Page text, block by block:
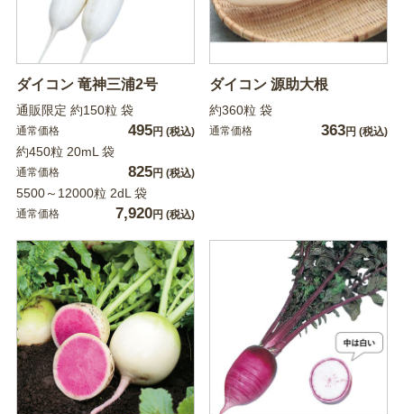
ダイコン 竜神三浦2号
通販限定 約150粒 袋
通常価格 495円 (税込)
約450粒 20mL 袋
通常価格 825円 (税込)
5500～12000粒 2dL 袋
通常価格 7,920円 (税込)
ダイコン 源助大根
約360粒 袋
通常価格 363円 (税込)